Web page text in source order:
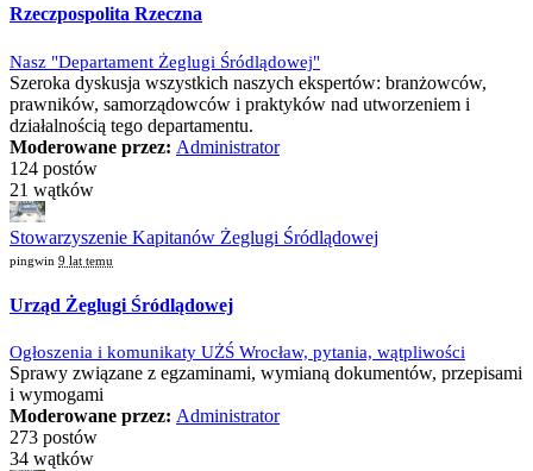
Rzeczpospolita Rzeczna
Nasz "Departament Żeglugi Śródlądowej"
Szeroka dyskusja wszystkich naszych ekspertów: branżowców,
prawników, samorządowców i praktyków nad utworzeniem i
działalnością tego departamentu.
Moderowane przez: Administrator
124 postów
21 wątków
Stowarzyszenie Kapitanów Żeglugi Śródlądowej
pingwin 9 lat temu
Urząd Żeglugi Śródlądowej
Ogłoszenia i komunikaty UŻŚ Wrocław, pytania, wątpliwości
Sprawy związane z egzaminami, wymianą dokumentów, przepisami
i wymogami
Moderowane przez: Administrator
273 postów
34 wątków